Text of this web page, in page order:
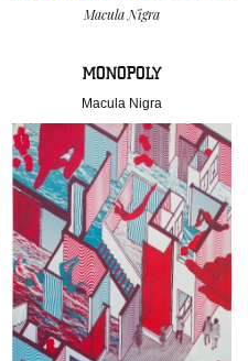
Macula Nigra
MONOPOLY
Macula Nigra